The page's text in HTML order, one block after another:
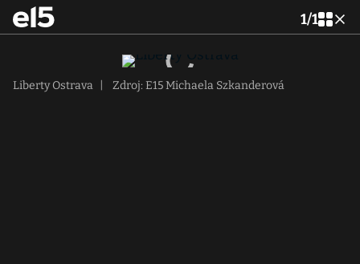
1/1
Liberty Ostrava Zdroj: E15 Michaela Szkanderová